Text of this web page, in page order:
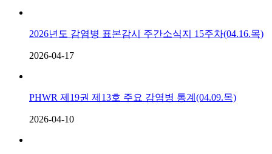
2026년도 감염병 표본감시 주간소식지 15주차(04.16.목)
2026-04-17
PHWR 제19권 제13호 주요 감염병 통계(04.09.목)
2026-04-10